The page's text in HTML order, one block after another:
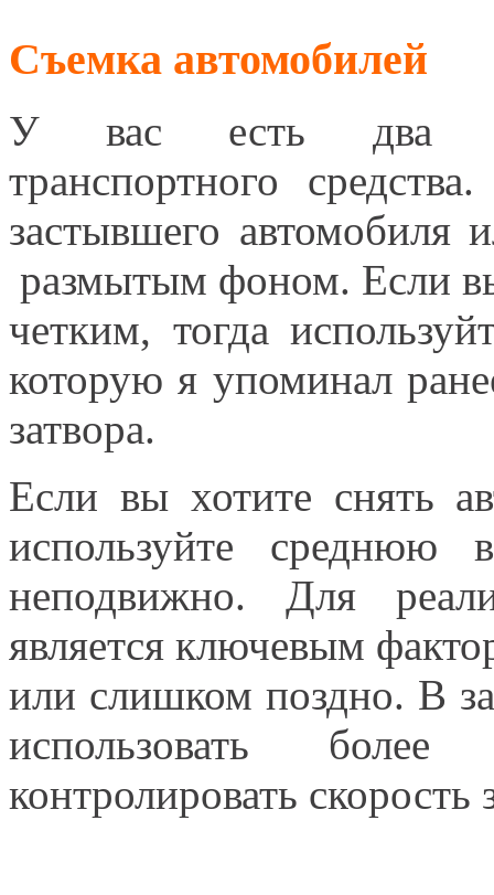
Съемка автомобилей
У вас есть два
транспортного
застывшего автомобиля
размытым фоном. Если
четким, тогда
которую я упоминал
затвора.
Если вы хотите снять
используйте среднюю
неподвижно. Для
является ключевым
или слишком поздно. В
использовать
контролировать скорость